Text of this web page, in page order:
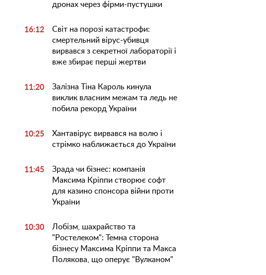
дронах через фірми-пустушки
16:12
Світ на порозі катастрофи:
смертельний вірус-убивця
вирвався з секретної лабораторії і
вже збирає перші жертви
11:20
Залізна Тіна Кароль кинула
виклик власним межам та ледь не
побила рекорд України
10:25
Хантавірус вирвався на волю і
стрімко наближається до України
11:45
Зрада чи бізнес: компанія
Максима Кріппи створює софт
для казино спонсора війни проти
України
10:30
Лобізм, шахрайство та
"Ростелеком": Темна сторона
бізнесу Максима Кріппи та Макса
Полякова, що оперує "Вулканом"